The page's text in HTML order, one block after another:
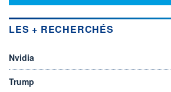
LES + RECHERCHÉS
Nvidia
Trump